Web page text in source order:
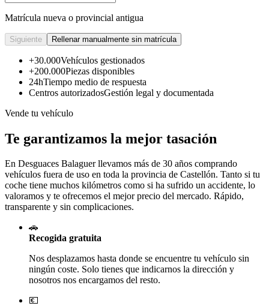
Matrícula nueva o provincial antigua
Siguiente Rellenar manualmente sin matrícula
+30.000Vehículos gestionados
+200.000Piezas disponibles
24hTiempo medio de respuesta
Centros autorizadosGestión legal y documentada
Vende tu vehículo
Te garantizamos la mejor tasación
En Desguaces Balaguerllevamos más de 30 años comprando
vehículos fuera de uso en toda la provincia de Castellón. Tanto si tu
coche tiene muchos kilómetros como si ha sufrido un accidente, lo
valoramos y te ofrecemos el mejor precio del mercado. Rápido,
transparente y sin complicaciones.
🚗
Recogida gratuita
Nos desplazamos hasta donde se encuentre tu vehículo sin
ningún coste. Solo tienes que indicarnos la dirección y
nosotros nos encargamos del resto.
💶